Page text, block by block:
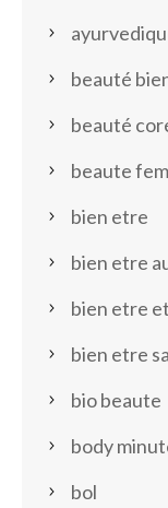
beauté
beauté
beaute
bien etre
bien etre
bien etre
bien etre
bio beaute
body
bol